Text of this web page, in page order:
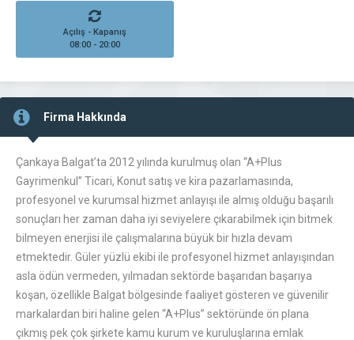
Açılış - Kapanış
08:00 - 20:00
Firma Hakkında
Çankaya Balgat’ta 2012 yılında kurulmuş olan “A+Plus
Gayrimenkul” Ticari, Konut satış ve kira pazarlamasında,
profesyonel ve kurumsal hizmet anlayışı ile almış olduğu başarılı
sonuçları her zaman daha iyi seviyelere çıkarabilmek için bitmek
bilmeyen enerjisi ile çalışmalarına büyük bir hızla devam
etmektedir. Güler yüzlü ekibi ile profesyonel hizmet anlayışından
asla ödün vermeden, yılmadan sektörde başarıdan başarıya
koşan, özellikle Balgat bölgesinde faaliyet gösteren ve güvenilir
markalardan biri haline gelen “A+Plus” sektöründe ön plana
çıkmış pek çok şirkete kamu kurum ve kuruluşlarına emlak